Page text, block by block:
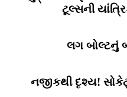
ટૂલ્સની
લગ બોલ્ટનું
નજીકથી દૃશ્ય!